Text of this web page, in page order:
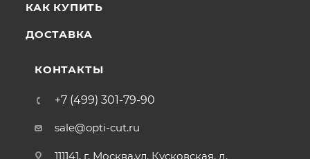
КАК КУПИТЬ
ДОСТАВКА
КОНТАКТЫ
+7 (499) 301-79-90
sale@opti-cut.ru
111141, г. Москва,ул. Кусковская, д.